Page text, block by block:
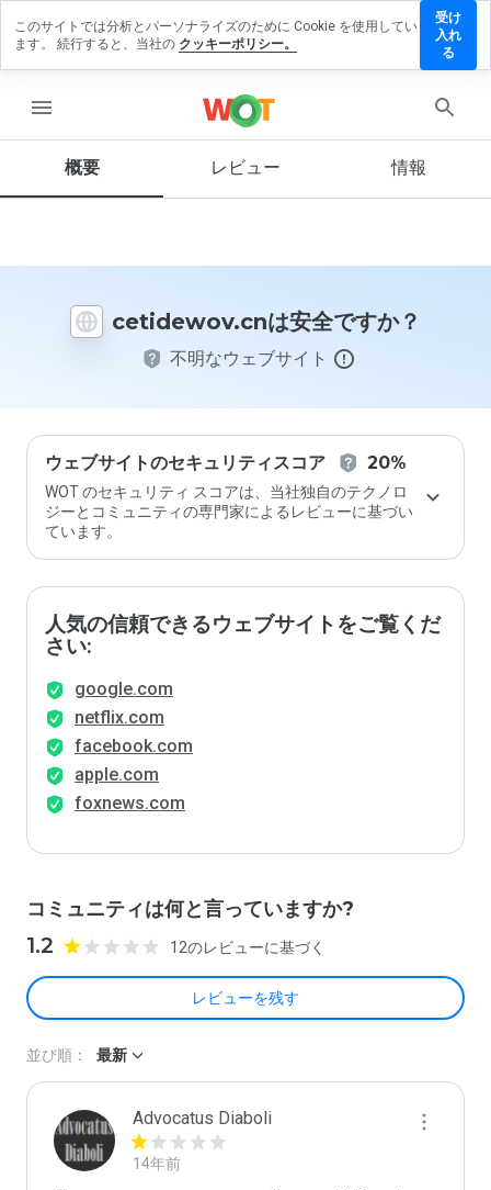
menu
概要 レビュー 情報
cetidewov.cnは安全ですか？
不明なウェブサイト
ウェブサイトのセキュリティスコア 20%
WOT のセキュリティ スコアは、当社独自のテクノロ
ジーとコミュニティの専門家によるレビューに基づい
ています。
人気の信頼できるウェブサイトをご覧くだ
さい:
google.com
netflix.com
facebook.com
apple.com
foxnews.com
コミュニティは何と言っていますか?
1.2 12のレビューに基づく
レビューを残す
ビュー
す
この
イト
価し
ます
か？
並び順： 最新
Advocatus Diaboli
14年前
このサイトでは分析とパーソナライズのために Cookie を使用してい
ます。 続行すると、当社の クッキーポリシー。
受け
入れ
る